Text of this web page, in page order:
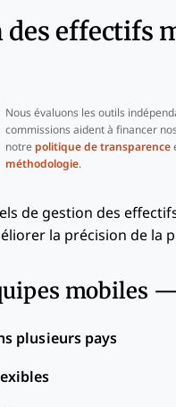
effectifs
Nous évaluons les outils
commissions aident à financer
notre politique de transparence
méthodologie.
de gestion des
la précision de la
mobiles
plusieurs pays